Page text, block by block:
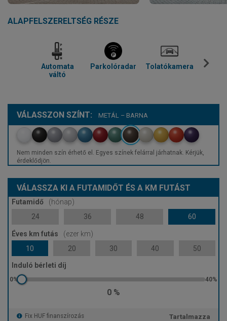
ALAPFELSZERELTSÉG RÉSZE
Automata
váltó
Parkolóradar Tolatókamera
VÁLASSZON SZÍNT: METÁL – BARNA
Nem minden szín érhető el. Egyes színek felárral járhatnak. Kérjük,
érdeklődjön.
VÁLASSZA KI A FUTAMIDŐT ÉS A KM FUTÁST
Futamidő
(hónap)
24
36 48 60
Éves km futás
(ezer km)
10
20 30 40 50
Induló bérleti díj
0 %
Fix HUF finanszírozás Tartalmazza